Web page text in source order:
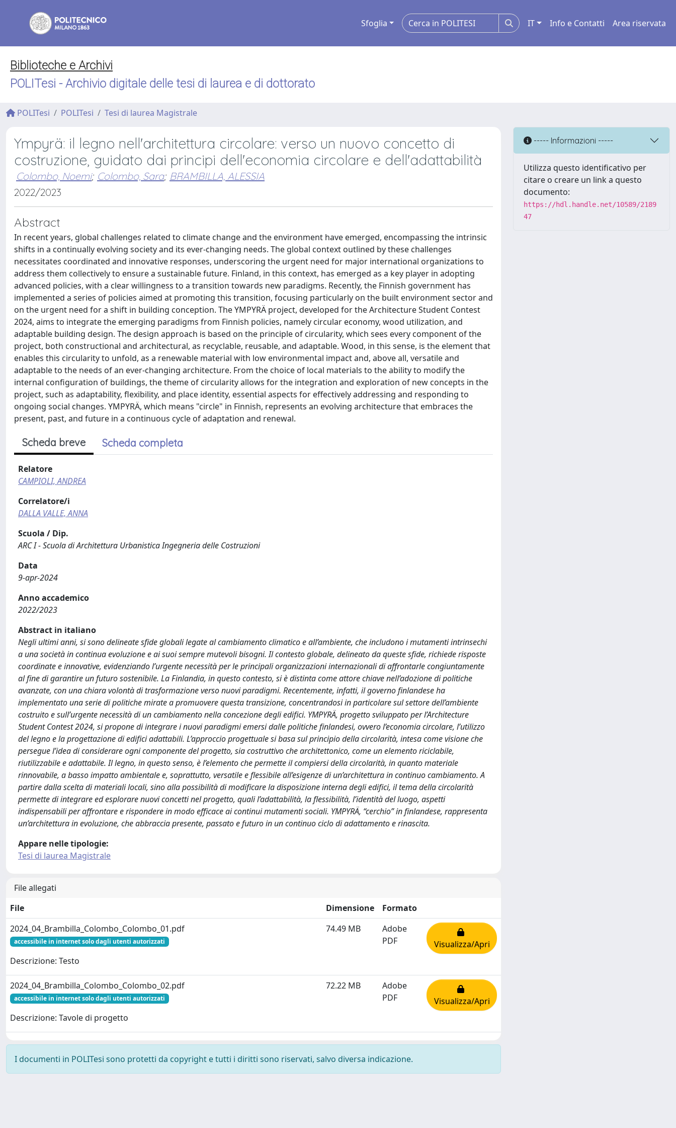
Sfoglia IT Info e Contatti Area riservata
Biblioteche e Archivi
POLITesi - Archivio digitale delle tesi di laurea e di dottorato
POLITesi POLITesi Tesi di laurea Magistrale
Ympyrä: il legno nell'architettura circolare: verso un nuovo concetto di
costruzione, guidato dai principi dell'economia circolare e dell'adattabilità
Colombo, Noemi; Colombo, Sara; BRAMBILLA, ALESSIA
2022/2023
Abstract
In recent years, global challenges related to climate change and the environment have emerged, encompassing the intrinsic
shifts in a continually evolving society and its ever-changing needs. The global context outlined by these challenges
necessitates coordinated and innovative responses, underscoring the urgent need for major international organizations to
address them collectively to ensure a sustainable future. Finland, in this context, has emerged as a key player in adopting
advanced policies, with a clear willingness to a transition towards new paradigms. Recently, the Finnish government has
implemented a series of policies aimed at promoting this transition, focusing particularly on the built environment sector and
on the urgent need for a shift in building conception. The YMPYRÄ project, developed for the Architecture Student Contest
2024, aims to integrate the emerging paradigms from Finnish policies, namely circular economy, wood utilization, and
adaptable building design. The design approach is based on the principle of circularity, which sees every component of the
project, both constructional and architectural, as recyclable, reusable, and adaptable. Wood, in this sense, is the element that
enables this circularity to unfold, as a renewable material with low environmental impact and, above all, versatile and
adaptable to the needs of an ever-changing architecture. From the choice of local materials to the ability to modify the
internal configuration of buildings, the theme of circularity allows for the integration and exploration of new concepts in the
project, such as adaptability, flexibility, and place identity, essential aspects for effectively addressing and responding to
ongoing social changes. YMPYRÄ, which means "circle" in Finnish, represents an evolving architecture that embraces the
present, past, and future in a continuous cycle of adaptation and renewal.
Scheda breve Scheda completa
Relatore
CAMPIOLI, ANDREA
Correlatore/i
DALLA VALLE, ANNA
Scuola / Dip.
ARC I - Scuola di Architettura Urbanistica Ingegneria delle Costruzioni
Data
9-apr-2024
Anno accademico
2022/2023
Abstract in italiano
Negli ultimi anni, si sono delineate sfide globali legate al cambiamento climatico e all’ambiente, che includono i mutamenti intrinsechi
a una società in continua evoluzione e ai suoi sempre mutevoli bisogni. Il contesto globale, delineato da queste sfide, richiede risposte
coordinate e innovative, evidenziando l’urgente necessità per le principali organizzazioni internazionali di affrontarle congiuntamente
al fine di garantire un futuro sostenibile. La Finlandia, in questo contesto, si è distinta come attore chiave nell’adozione di politiche
avanzate, con una chiara volontà di trasformazione verso nuovi paradigmi. Recentemente, infatti, il governo finlandese ha
implementato una serie di politiche mirate a promuovere questa transizione, concentrandosi in particolare sul settore dell’ambiente
costruito e sull’urgente necessità di un cambiamento nella concezione degli edifici. YMPYRÄ, progetto sviluppato per l’Architecture
Student Contest 2024, si propone di integrare i nuovi paradigmi emersi dalle politiche finlandesi, ovvero l’economia circolare, l’utilizzo
del legno e la progettazione di edifici adattabili. L’approccio progettuale si basa sul principio della circolarità, intesa come visione che
persegue l’idea di considerare ogni componente del progetto, sia costruttivo che architettonico, come un elemento riciclabile,
riutilizzabile e adattabile. Il legno, in questo senso, è l’elemento che permette il compiersi della circolarità, in quanto materiale
rinnovabile, a basso impatto ambientale e, soprattutto, versatile e flessibile all’esigenze di un’architettura in continuo cambiamento. A
partire dalla scelta di materiali locali, sino alla possibilità di modificare la disposizione interna degli edifici, il tema della circolarità
permette di integrare ed esplorare nuovi concetti nel progetto, quali l’adattabilità, la flessibilità, l’identità del luogo, aspetti
indispensabili per affrontare e rispondere in modo efficace ai continui mutamenti sociali. YMPYRÄ, “cerchio” in finlandese, rappresenta
un’architettura in evoluzione, che abbraccia presente, passato e futuro in un continuo ciclo di adattamento e rinascita.
Appare nelle tipologie:
Tesi di laurea Magistrale
File allegati
File
Dimensione
Formato
2024_04_Brambilla_Colombo_Colombo_01.pdf
accessibile in internet solo dagli utenti autorizzati
Descrizione: Testo
74.49 MB
Adobe
PDF
Visualizza/Apri
2024_04_Brambilla_Colombo_Colombo_02.pdf
accessibile in internet solo dagli utenti autorizzati
Descrizione: Tavole di progetto
72.22 MB
Adobe
PDF
Visualizza/Apri
I documenti in POLITesi sono protetti da copyright e tutti i diritti sono riservati, salvo diversa indicazione.
----- Informazioni -----
Utilizza questo identificativo per
citare o creare un link a questo
documento:
https://hdl.handle.net/10589/2189
47